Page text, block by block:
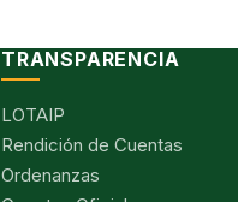
TRANSPARENCIA
LOTAIP
Rendición de Cuentas
Ordenanzas